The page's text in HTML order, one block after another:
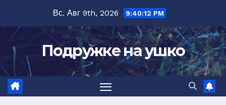
содержимому
Вс. Авг 9th, 2026 9:40:13 PM
Подружке на ушко